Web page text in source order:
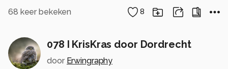
68 keer bekeken 8
078 I KrisKras door Dordrecht
door Erwingraphy